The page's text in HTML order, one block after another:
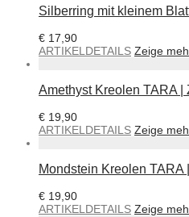
Silberring mit kleinem
€ 17,90
ARTIKELDETAILS Zeige
Amethyst Kreolen TARA |
€ 19,90
ARTIKELDETAILS Zeige
Mondstein Kreolen TARA
€ 19,90
ARTIKELDETAILS Zeige